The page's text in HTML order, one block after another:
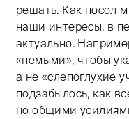
решать. Как посол
наши интересы, в
актуально.
«немыми», чтобы
а не «слепоглухие
подзабылось, как
но общими